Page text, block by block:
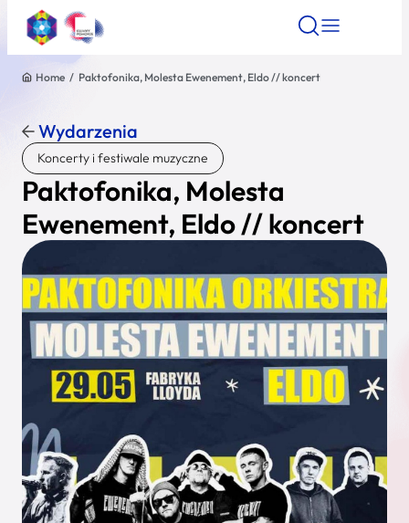
Znajdź atrakcję
Nazwa atrakcji
Miasto
Wyszukaj
Home / Paktofonika, Molesta Ewenement, Eldo // koncert
Wydarzenia
Koncerty i festiwale muzyczne
Paktofonika, Molesta
Ewenement, Eldo // koncert